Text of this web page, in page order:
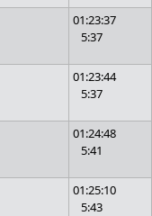
01:23:37
5:37
01:23:44
5:37
01:24:48
5:41
01:25:10
5:43